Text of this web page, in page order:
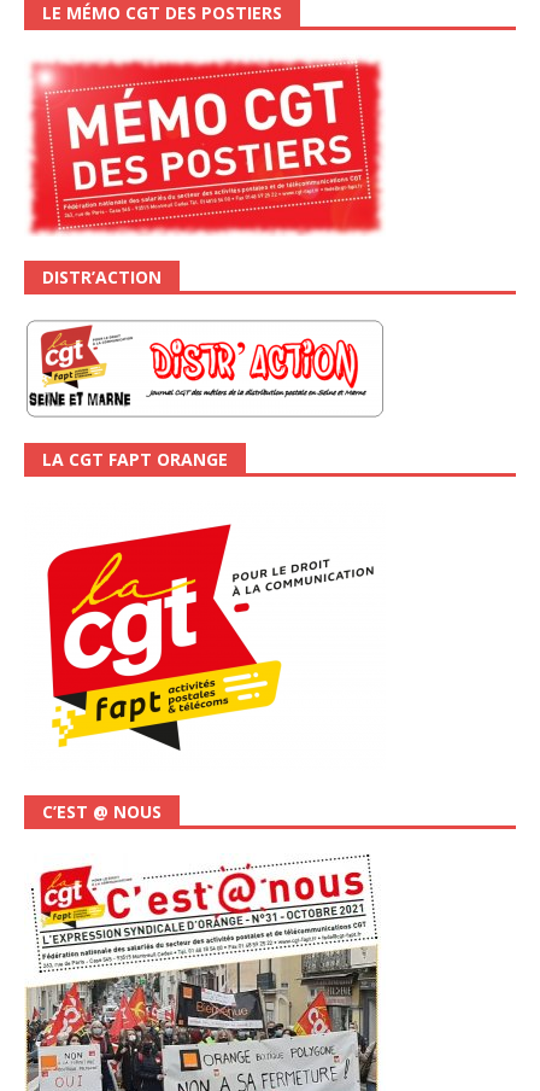
LE MÉMO CGT DES POSTIERS
DISTR’ACTION
LA CGT FAPT ORANGE
C’EST @ NOUS